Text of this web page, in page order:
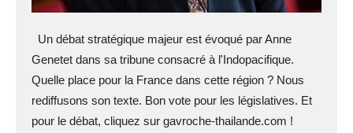
Un débat stratégique majeur est évoqué par Anne
Genetet dans sa tribune consacré à l'Indopacifique.
Quelle place pour la France dans cette région ? Nous
rediffusons son texte. Bon vote pour les législatives. Et
pour le débat, cliquez sur gavroche-thailande.com !